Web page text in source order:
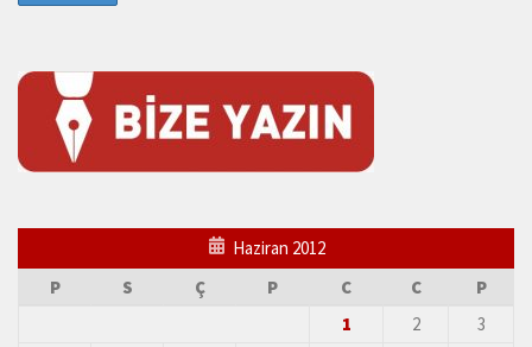
Haziran 2012
P
S Ç P C C
P
1
2
3